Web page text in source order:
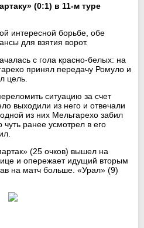
(0:1) в 11-м туре
интересной борьбе, обе
для взятия ворот.
с гола красно-белых: на
принял передачу Ромуло и
цель.
ситуацию за счет
выходили из него и отвечали
из них Мельгарехо забил
ранее усмотрел в его
(25 очков) вышел на
и опережает идущий вторым
на матч больше. «Урал» (9)